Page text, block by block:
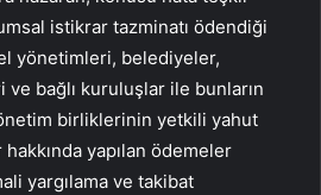
istikrar tazminatı ödendiği
yönetimleri, belediyeler,
bağlı kuruluşlar ile bunların
birliklerinin yetkili yahut
yapılan ödemeler
yargılama ve takibat